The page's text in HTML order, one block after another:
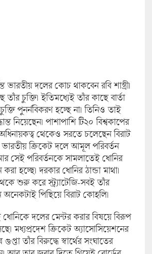
ভারতীয় দলের কোচ থাকবেন রবি শাস্ত্রী।
চুক্তি। ইতিমধ্যেই তাঁর কাছে বার্তা
পুনর্নবিকরণ হচ্ছে না। তিনিও তাই
নিয়েছেন। পাশাপাশি টি২০ বিশ্বকাপের
থেকেও সরতে চলেছেন বিরাট
ক্রিকেট দলে আমূল পরিবর্ত‌ন
সেই পরিবর্তনকে সামলাতেই ধোনির
হচ্ছে। দরকার ধোনির ঠান্ডা মাথা।
শুরু করে স্ট্র্যাটেজি-সবই তাঁর
অনেকটাই পিছিয়ে বিরাট কোহলি।
দলের মেন্টর করার বিষয়ে বিরূপ
মধ্যপ্রদেশ ক্রিকেট অ্যাসোসিয়েশনের
গুপ্তা তাঁর বিরুদ্ধে স্বার্থের সংঘাতের